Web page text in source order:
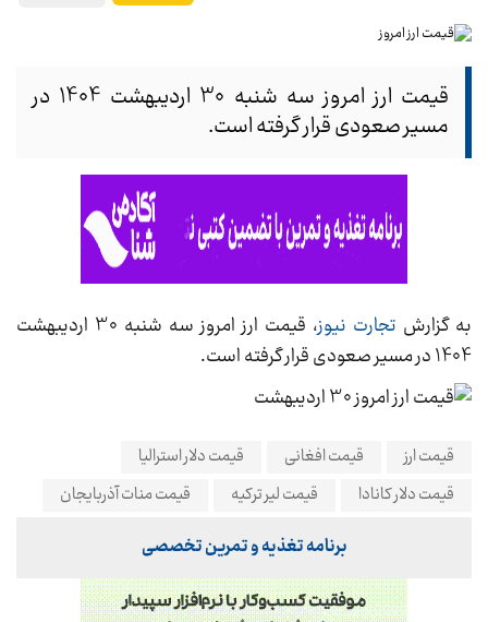
قیمت ارز امروز سه شنبه 30 اردیبهشت 1404 در
مسیر صعودی قرار گرفته است.
به گزارش تجارت نیوز
، قیمت ارز امروز سه شنبه 30 اردیبهشت
1404 در مسیر صعودی قرار گرفته است.
قیمت ارز قیمت افغانی
قیمت دلار استرالیا
قیمت دلار کانادا
قیمت لیر ترکیه قیمت منات آذربایجان
برنامه تغذیه و تمرین تخصصی